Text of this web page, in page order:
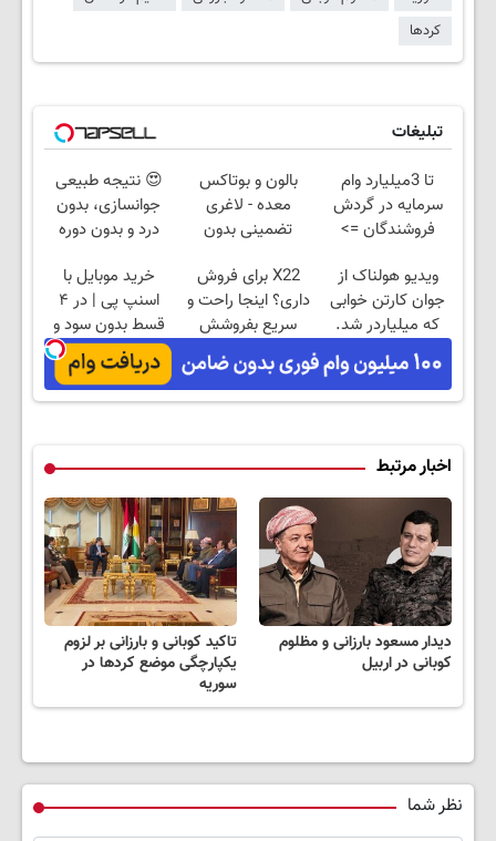
کردها
تبلیغات
تا 3میلیارد وام
سرمایه در گردش
فروشندگان =>
کن
بالون و بوتاکس
معده - لاغری
تضمینی بدون
😍 نتیجه‌ طبیعی
جوانسازی، بدون
درد و بدون دوره
رایگان
ویدیو هولناک از
جوان کارتن خوابی
که میلیاردر شد.
آموزش رایگان
X22 برای فروش
داری؟ اینجا راحت و
سریع بفروشش
خرید موبایل با
اسنپ پی | در ۴
قسط بدون سود و
کارمزد!
اخبار مرتبط
دیدار مسعود بارزانی و مظلوم
کوبانی در اربیل
تاکید کوبانی و بارزانی بر لزوم
یکپارچگی موضع کردها در
سوریه
نظر شما